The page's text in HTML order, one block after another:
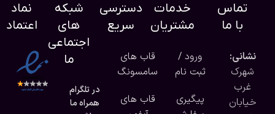
تماس
با ما
نشانی:
شهرک
غرب
خیابان
خدمات
مشتریان
ورود /
ثبت نام
پیگیری
دسترسی
سریع
قاب های
سامسونگ
قاب های
شبکه
های
اجتماعی
ما
در تلگرام
همراه ما
نماد
اعتماد